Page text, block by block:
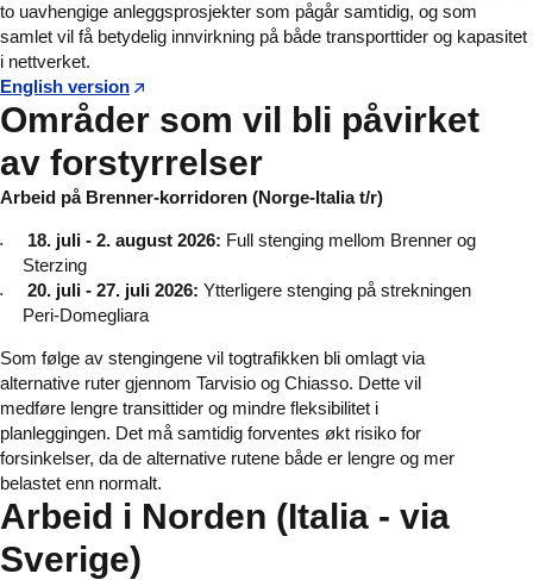
to uavhengige anleggsprosjekter som pågår samtidig, og som
samlet vil få betydelig innvirkning på både transporttider og kapasitet
i nettverket.
English version
Områder som vil bli påvirket
av forstyrrelser
Arbeid på Brenner-korridoren (Norge-Italia t/r)
18. juli - 2. august 2026: Full stenging mellom Brenner og
Sterzing
20. juli - 27. juli 2026: Ytterligere stenging på strekningen
Peri-Domegliara
Som følge av stengingene vil togtrafikken bli omlagt via
alternative ruter gjennom Tarvisio og Chiasso. Dette vil
medføre lengre transittider og mindre fleksibilitet i
planleggingen. Det må samtidig forventes økt risiko for
forsinkelser, da de alternative rutene både er lengre og mer
belastet enn normalt.
Arbeid i Norden (Italia - via
Sverige)